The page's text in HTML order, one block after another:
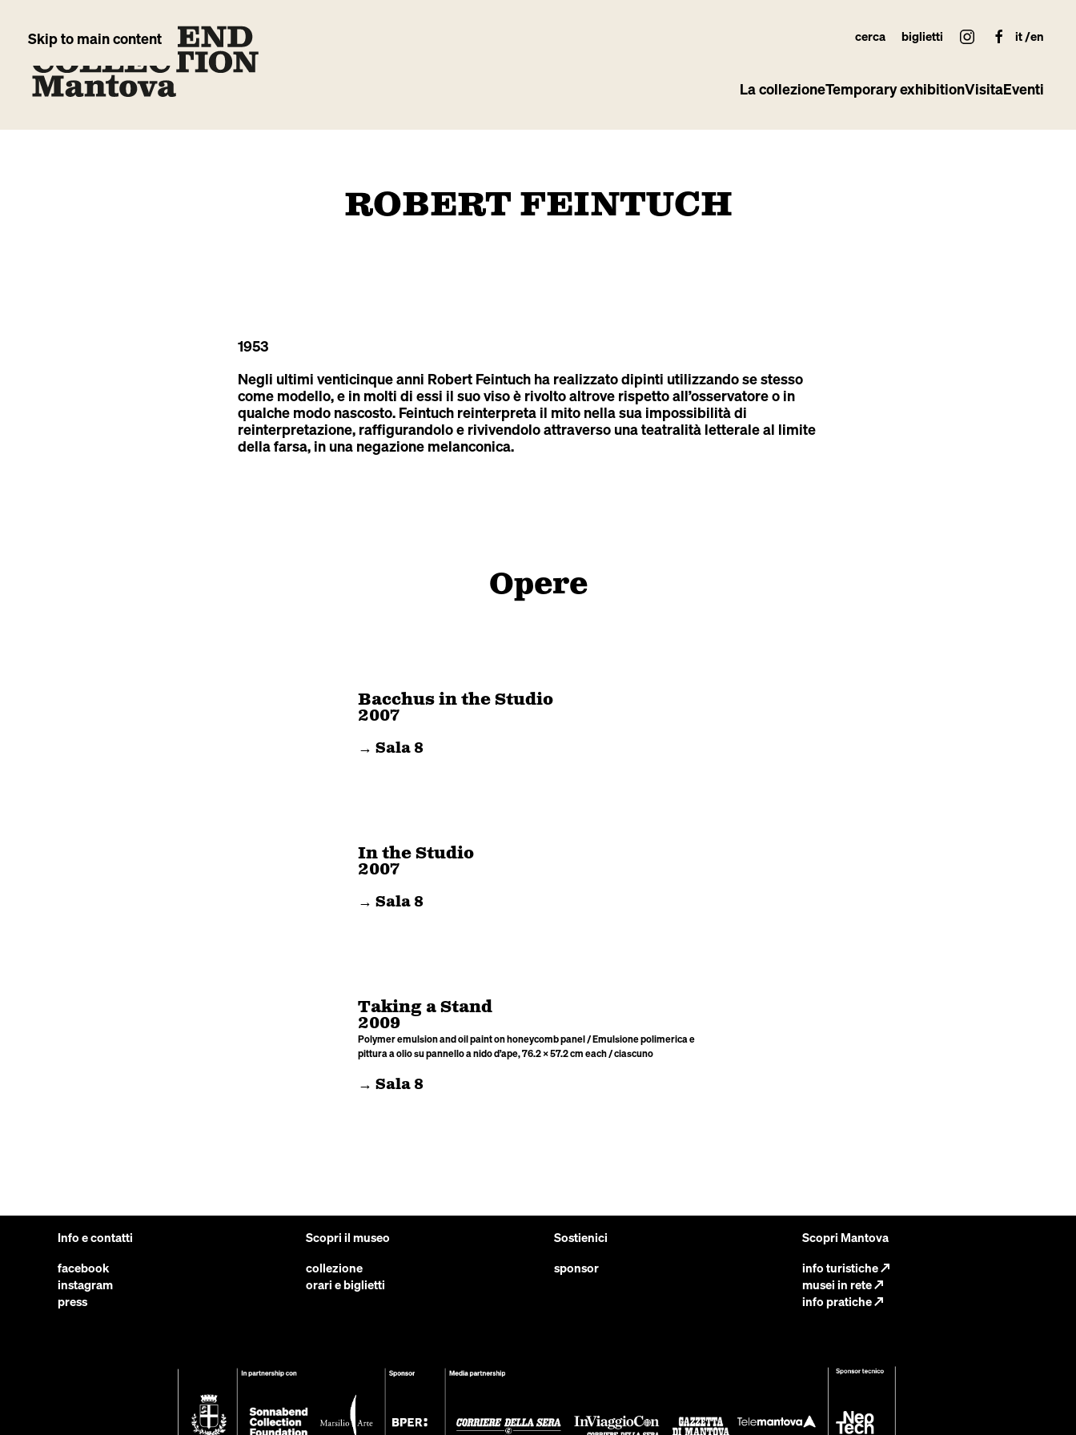
Skip to main content cerca biglietti it en
La collezioneTemporary exhibitionVisitaEventi
ROBERT FEINTUCH
1953
Negli ultimi venticinque anni Robert Feintuch ha realizzato dipinti utilizzando se stesso
come modello, e in molti di essi il suo viso è rivolto altrove rispetto all’osservatore o in
qualche modo nascosto. Feintuch reinterpreta il mito nella sua impossibilità di
reinterpretazione, raffigurandolo e rivivendolo attraverso una teatralità letterale al limite
della farsa, in una negazione melanconica.
Opere
Bacchus in the Studio
2007
→ Sala 8
In the Studio
2007
→ Sala 8
Taking a Stand
2009
Polymer emulsion and oil paint on honeycomb panel / Emulsione polimerica e
pittura a olio su pannello a nido d’ape, 76.2 × 57.2 cm each / ciascuno
→ Sala 8
Info e contatti
facebook
instagram
press
Scopri il museo
collezione
orari e biglietti
Sostienici
sponsor
Scopri Mantova
info turistiche↗
musei in rete↗
info pratiche↗